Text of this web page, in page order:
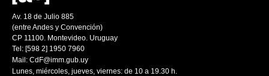
Av. 18 de Julio 885
(entre Andes y Convención)
CP 11100. Montevideo. Uruguay
Tel: [598 2] 1950 7960
Mail: CdF@imm.gub.uy
Lunes, miércoles, jueves, viernes: de 10 a 19.30 h.